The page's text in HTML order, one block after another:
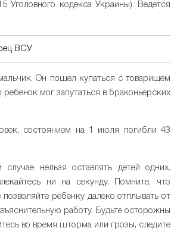
Уголовного кодекса Украины). Ведется
ВСУ
Он пошел купаться с товарищем
мог запутаться в браконьерских
состоянием на 1 июля погибли 43
нельзя оставлять детей одних.
ни на секунду. Помните, что
ребенку далеко отплывать от
работу. Будьте осторожны
во время шторма или грозы, следите